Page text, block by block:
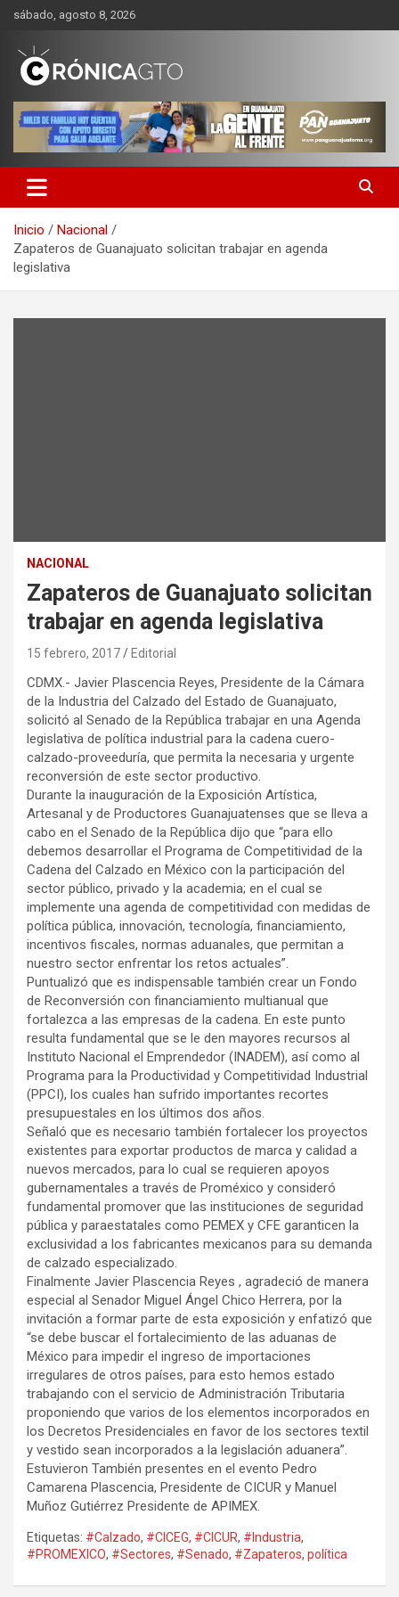
Saltar
contenido
sábado, agosto 8, 2026
CRONICA GUANAJUATO
Inicio
Nacional
Zapateros de Guanajuato solicitan trabajar en agenda
legislativa
NACIONAL
Zapateros de Guanajuato solicitan
trabajar en agenda legislativa
15 febrero, 2017 Editorial
CDMX.- Javier Plascencia Reyes, Presidente de la Cámara
de la Industria del Calzado del Estado de Guanajuato,
solicitó al Senado de la República trabajar en una Agenda
legislativa de política industrial para la cadena cuero-
calzado-proveeduría, que permita la necesaria y urgente
reconversión de este sector productivo.
Durante la inauguración de la Exposición Artística,
Artesanal y de Productores Guanajuatenses que se lleva a
cabo en el Senado de la República dijo que “para ello
debemos desarrollar el Programa de Competitividad de la
Cadena del Calzado en México con la participación del
sector público, privado y la academia; en el cual se
implemente una agenda de competitividad con medidas de
política pública, innovación, tecnología, financiamiento,
incentivos fiscales, normas aduanales, que permitan a
nuestro sector enfrentar los retos actuales”.
Puntualizó que es indispensable también crear un Fondo
de Reconversión con financiamiento multianual que
fortalezca a las empresas de la cadena. En este punto
resulta fundamental que se le den mayores recursos al
Instituto Nacional el Emprendedor (INADEM), así como al
Programa para la Productividad y Competitividad Industrial
(PPCI), los cuales han sufrido importantes recortes
presupuestales en los últimos dos años.
Señaló que es necesario también fortalecer los proyectos
existentes para exportar productos de marca y calidad a
nuevos mercados, para lo cual se requieren apoyos
gubernamentales a través de Proméxico y consideró
fundamental promover que las instituciones de seguridad
pública y paraestatales como PEMEX y CFE garanticen la
exclusividad a los fabricantes mexicanos para su demanda
de calzado especializado.
Finalmente Javier Plascencia Reyes , agradeció de manera
especial al Senador Miguel Ángel Chico Herrera, por la
invitación a formar parte de esta exposición y enfatizó que
“se debe buscar el fortalecimiento de las aduanas de
México para impedir el ingreso de importaciones
irregulares de otros países, para esto hemos estado
trabajando con el servicio de Administración Tributaria
proponiendo que varios de los elementos incorporados en
los Decretos Presidenciales en favor de los sectores textil
y vestido sean incorporados a la legislación aduanera”.
Estuvieron También presentes en el evento Pedro
Camarena Plascencia, Presidente de CICUR y Manuel
Muñoz Gutiérrez Presidente de APIMEX.
Etiquetas: #Calzado, #CICEG, #CICUR, #Industria,
#PROMEXICO, #Sectores, #Senado, #Zapateros, política